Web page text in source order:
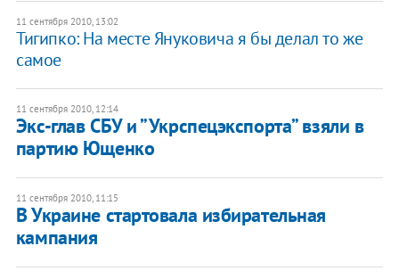
11 сентября 2010, 13:02
Тигипко: На месте Януковича я бы делал то же
самое
11 сентября 2010, 12:14
Экс-глав СБУ и ”Укрспецэкспорта” взяли в
партию Ющенко
11 сентября 2010, 11:15
В Украине стартовала избирательная
кампания